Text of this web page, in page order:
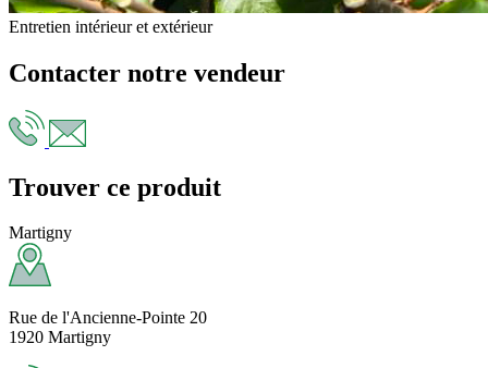
Entretien intérieur et extérieur
Contacter notre vendeur
Trouver ce produit
Martigny
Rue de l'Ancienne-Pointe 20
1920 Martigny